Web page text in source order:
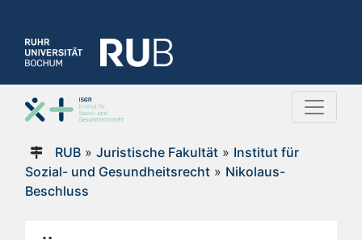
RUB» Juristische Fakultät» Institut für
Sozial- und Gesundheitsrecht » Nikolaus-
Beschluss